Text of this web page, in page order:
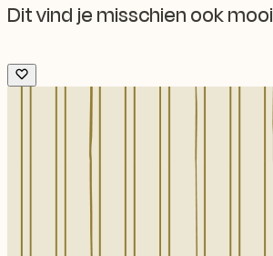
Dit vind je misschien ook mooi